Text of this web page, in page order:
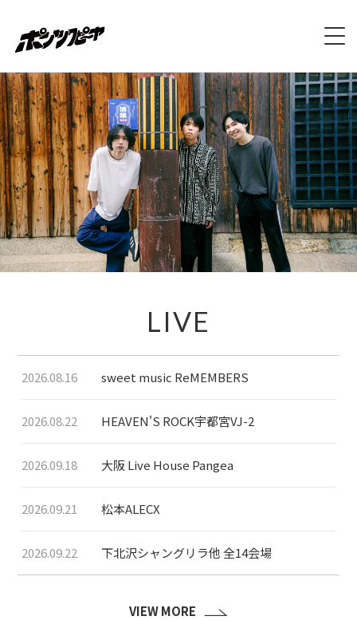
ホーム
NEWS
LIVE
DISCOGRAPHY
VIDEO
LIVE
2026.08.16 sweet music ReMEMBERS
2026.08.22 HEAVEN'S ROCK宇都宮VJ-2
2026.09.18 大阪 Live House Pangea
2026.09.21 松本ALECX
2026.09.22 下北沢シャングリラ他 全14会場
VIEW MORE